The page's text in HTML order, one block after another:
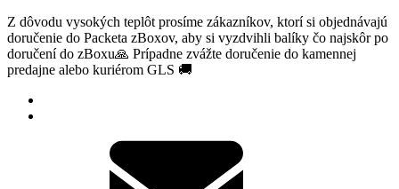
Z dôvodu vysokých teplôt prosíme zákazníkov, ktorí si objednávajú
doručenie do Packeta zBoxov, aby si vyzdvihli balíky čo najskôr po
doručení do zBoxu🙏 Prípadne zvážte doručenie do kamennej
predajne alebo kuriérom GLS 🚚